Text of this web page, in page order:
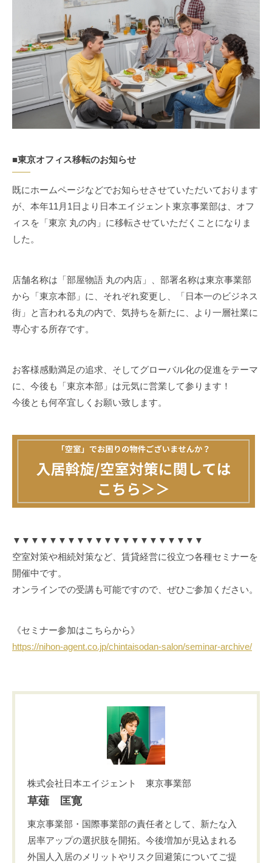
■東京オフィス移転のお知らせ
既にホームページなどでお知らせさせていただいております
が、本年11月1日より日本エイジェント東京事業部は、オフ
ィスを「東京 丸の内」に移転させていただくことになりま
した。
店舗名称は「部屋物語 丸の内店」、部署名称は東京事業部
から「東京本部」に、それぞれ変更し、「日本一のビジネス
街」と言われる丸の内で、気持ちを新たに、より一層社業に
専心する所存です。
お客様感動満足の追求、そしてグローバル化の促進をテーマ
に、今後も「東京本部」は元気に営業して参ります！
今後とも何卒宜しくお願い致します。
▼▼▼▼▼▼▼▼▼▼▼▼▼▼▼▼▼▼▼▼▼
空室対策や相続対策など、賃貸経営に役立つ各種セミナーを
開催中です。
オンラインでの受講も可能ですので、ぜひご参加ください。
《セミナー参加はこちらから》
https://nihon-agent.co.jp/chintaisodan-salon/seminar-archive/
株式会社日本エイジェント 東京事業部
草薙 匡寛
東京事業部・国際事業部の責任者として、新たな入
居率アップの選択肢を開拓。今後増加が見込まれる
外国人入居のメリットやリスク回避策についてご提